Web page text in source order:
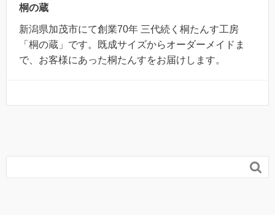
桐の蔵
新潟県加茂市にて創業70年 三代続く桐たんす工房
「桐の蔵」です。既成サイズからオーダーメイドま
で、お客様にあった桐たんすをお届けします。
